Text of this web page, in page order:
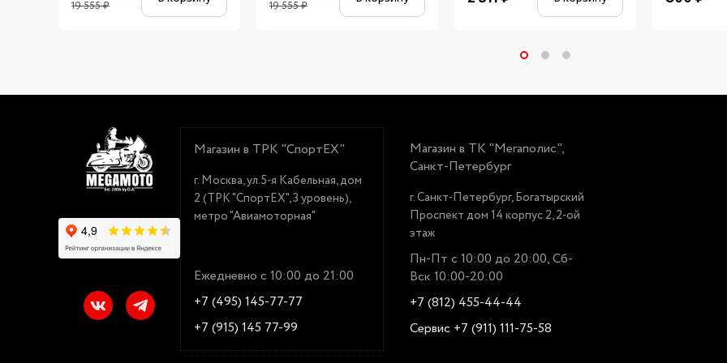
19 555₽ 19 555₽
Магазин в ТРК "СпортЕХ"
г. Москва, ул.5-я Кабельная, дом
2 (ТРК "СпортЕХ", 3 уровень),
метро "Авиамоторная"
Ежедневно с 10:00 до 21:00
+7 (495) 145-77-77
+7 (915) 145 77-99
Магазин в ТК "Мегаполис",
Санкт-Петербург
г. Санкт-Петербург, Богатырский
Проспект дом 14 корпус 2, 2-ой
этаж
Пн-Пт с 10:00 до 20:00, Сб-
Вск 10:00-20:00
+7 (812) 455-44-44
Сервис +7 (911) 111-75-58